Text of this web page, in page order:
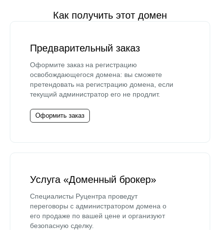
Как получить этот домен
Предварительный заказ
Оформите заказ на регистрацию
освобождающегося домена: вы сможете
претендовать на регистрацию домена, если
текущий администратор его не продлит.
Оформить заказ
Услуга «Доменный брокер»
Специалисты Руцентра проведут
переговоры с администратором домена о
его продаже по вашей цене и организуют
безопасную сделку.